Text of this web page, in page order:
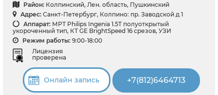
Район: Колпинский, Лен. область, Пушкинский
Адрес: Санкт-Петербург, Колпино: пр. Заводской д 1
Аппарат: МРТ Philips Ingenia 1.5T полуоткрытый
укороченный тип, КТ GЕ BrightSpeed 16 срезов, УЗИ
Режим работы: 9:00-18:00
Лицензия
проверена
Онлайн запись +7(812)6464713